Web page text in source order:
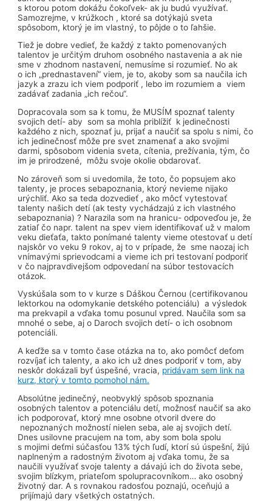
s ktorou potom dokážu čokoľvek- ak ju budú využívať.
Samozrejme, v krúžkoch , ktoré sa dotýkajú sveta
spôsobom, ktorý je im vlastný, to pôjde o to ľahšie.
Tiež je dobre vedieť, že každý z takto pomenovaných
talentov je určitým druhom osobného nastavenia a ak nie
sme v zhodnom nastavení, nemusíme si rozumieť. No ak
o ich „prednastavení“ viem, je to, akoby som sa naučila ich
jazyk a zrazu ich viem podporiť , lebo im rozumiem a viem
zadávať zadania „ich rečou“.
Dopracovala som sa k tomu, že MUSÍM spoznať talenty
svojich detí- aby som sa mohla priblížiť k jedinečnosti
každého z nich, spoznať ju, prijať a naučiť sa spolu s nimi, čo
ich jedinečnosť môže pre svet znamenať a ako svojimi
darmi, spôsobom videnia sveta, cítenia, prežívania, tým, čo
im je prirodzené, môžu svoje okolie obdarovať.
No zároveň som si uvedomila, že toto, čo popsujem ako
talenty, je proces sebapoznania, ktorý nevieme nijako
urýchliť. Ako sa teda dozvedieť , ako môcť vytestovať
talenty našich detí (ak testy vychádzajú z ich vlastného
sebapoznania) ? Narazila som na hranicu- odpoveďou je, že
zatiaľ čo napr. talent na spev viem identifikovať už v malom
veku dieťaťa, takto ponímané talenty vieme otestovať u detí
najskôr vo veku 9 rokov, aj to v prípade, že sme naozaj ich
vnímavými sprievodcami a vieme ich pri testovaní podporiť
v čo najpravdivejšom odpovedaní na súbor testovacích
otázok.
Vyskúšala som to v kurze s Dáškou Černou (certifikovanou
lektorkou na odomykanie detského potenciálu) a výsledok
ma prekvapil a vďaka tomu posunul vpred. Naučila som sa
mnohé o sebe, aj o Daroch svojich detí- o ich osobnom
potenciáli.
A keďže sa v tomto čase otázka na to, ako pomôcť deťom
rozvíjať ich talenty, a ako ich už dnes podporiť v tom, aby
neskôr dokázali byť úspešné, vracia, pridávam sem link na
kurz, ktorý v tomto pomohol nám.
Absolútne jedinečný, neobvyklý spôsob spoznania
osobných talentov a potenciálu detí, možnosť naučiť sa ako
ich podporovať, ktorý mne osobne otvoril dvere do
nepoznaných možností nielen seba, ale aj svojich detí.
Dnes usilovne pracujem na tom, aby som bola spolu
s mojimi deťmi súčasťou 13% tých ľudí, ktorí sú úspešní, žijú
naplneným a radostným životom aj vďaka tomu, že sa
naučili využívať svoje talenty a dávajú ich do života sebe,
svojim blízkym, priateľom spolupracovníkom… ako osobný
životný dar. A s rovnakou radosťou poznajú, oceňujú a
prijímajú dary všetkých ostatných.